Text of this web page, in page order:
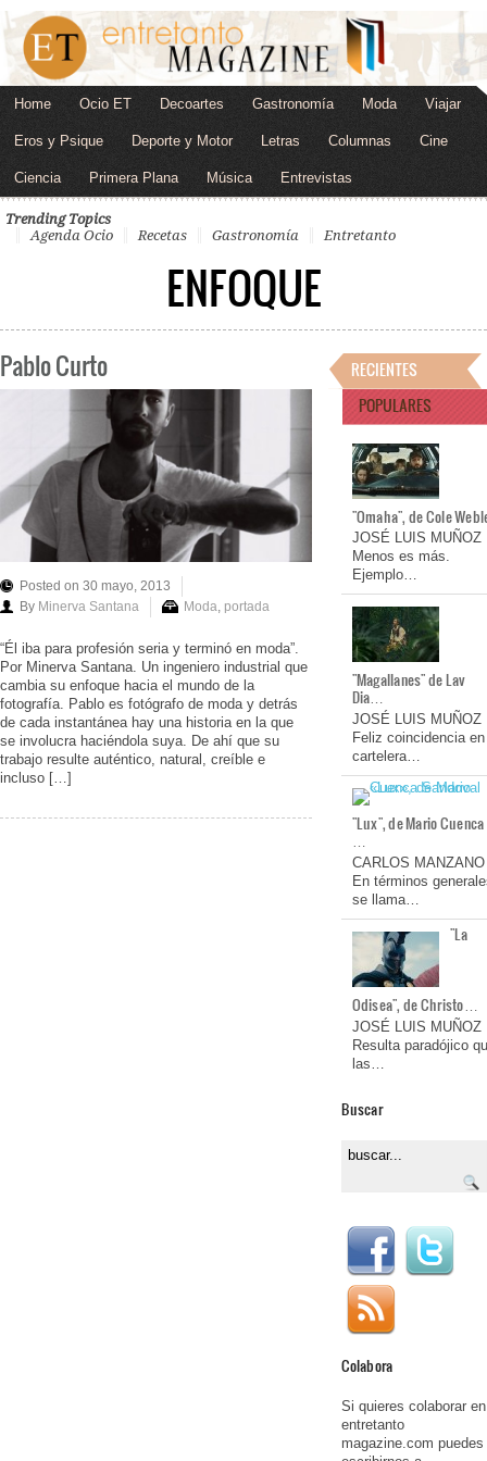
Home Ocio ET Decoartes Gastronomía Moda Viajar
Eros y Psique Deporte y Motor Letras Columnas Cine
Ciencia Primera Plana Música Entrevistas
Trending Topics
Agenda Ocio
Recetas Gastronomía Entretanto
ENFOQUE
Pablo Curto
Posted on 30 mayo, 2013
By Minerva Santana Moda, portada
“Él iba para profesión seria y terminó en moda”.
Por Minerva Santana. Un ingeniero industrial que
cambia su enfoque hacia el mundo de la
fotografía. Pablo es fotógrafo de moda y detrás
de cada instantánea hay una historia en la que
se involucra haciéndola suya. De ahí que su
trabajo resulte auténtico, natural, creíble e
incluso […]
RECIENTES
POPULARES
"Omaha", de Cole
JOSÉ LUIS MUÑOZ
Menos es más.
Ejemplo…
"Magallanes" de Lav
Dia…
JOSÉ LUIS MUÑOZ
Feliz coincidencia en
cartelera…
"Lux", de Mario Cuenca
…
CARLOS MANZANO
En términos
se llama…
"La
Odisea", de Christo…
JOSÉ LUIS MUÑOZ
Resulta paradójico
las…
Buscar
Colabora
Si quieres colaborar en
entretanto
magazine.com puedes